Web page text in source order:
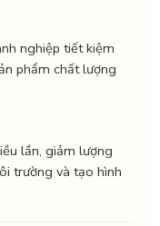
nghiệp tiết kiệm
phẩm chất lượng
lần, giảm lượng
trường và tạo hình